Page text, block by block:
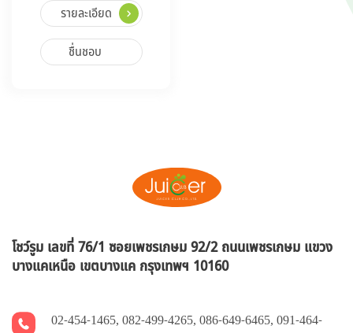
รายละเอียด
ชื่นชอบ
โชว์รูม เลขที่ 76/1 ซอยเพชรเกษม 92/2 ถนนเพชรเกษม แขวง
บางแคเหนือ เขตบางแค กรุงเทพฯ 10160
02-454-1465,082-499-4265,086-649-6465,091-464-